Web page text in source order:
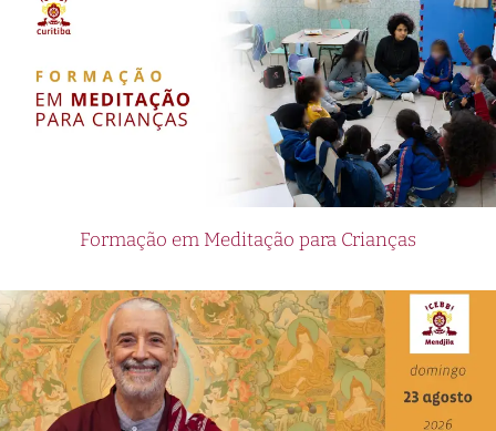
Formação em Meditação para Crianças